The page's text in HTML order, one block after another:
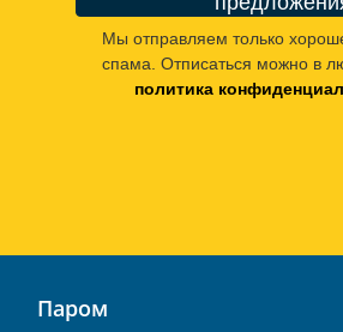
Мы отправляем только
спама. Отписаться можно в
политика
Паром